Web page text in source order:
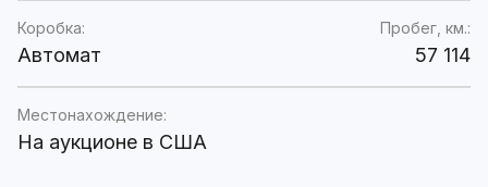
Коробка:
Автомат
Пробег, км.:
57 114
Местонахождение:
На аукционе в США